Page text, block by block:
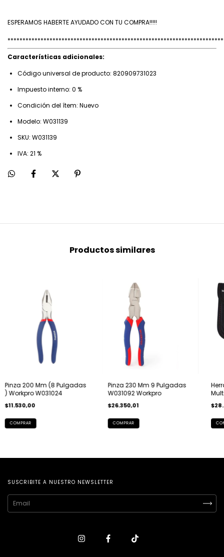
ESPERAMOS HABERTE AYUDADO CON TU COMPRA!!!!!
Características adicionales:
Código universal de producto: 820909731023
Impuesto interno: 0 %
Condición del ítem: Nuevo
Modelo: W031139
SKU: W031139
IVA: 21 %
Productos similares
Pinza 200 Mm (8 Pulgadas
) Workpro W031024
$11.530,00
Pinza 230 Mm 9 Pulgadas
W031092 Workpro
$26.350,01
SUSCRIBITE A NUESTRO NEWSLETTER